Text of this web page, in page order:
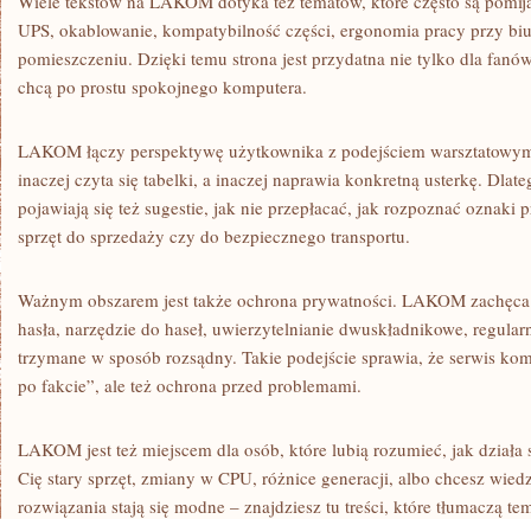
UPS, okablowanie, kompatybilność części, ergonomia pracy przy
pomieszczeniu. Dzięki temu strona jest przydatna nie tylko dla
chcą po prostu spokojnego komputera.
LAKOM łączy perspektywę użytkownika z podejściem
inaczej czyta się tabelki, a inaczej naprawia konkretną usterkę.
pojawiają się też sugestie, jak nie przepłacać, jak rozpoznać oznaki
sprzęt do sprzedaży czy do bezpiecznego transportu.
Ważnym obszarem jest także ochrona prywatności. LAKOM
hasła, narzędzie do haseł, uwierzytelnianie dwuskładnikowe,
trzymane w sposób rozsądny. Takie podejście sprawia, że serwis
po fakcie”, ale też ochrona przed problemami.
LAKOM jest też miejscem dla osób, które lubią rozumieć, jak działa
Cię stary sprzęt, zmiany w CPU, różnice generacji, albo chcesz
rozwiązania stają się modne – znajdziesz tu treści, które tłumaczą